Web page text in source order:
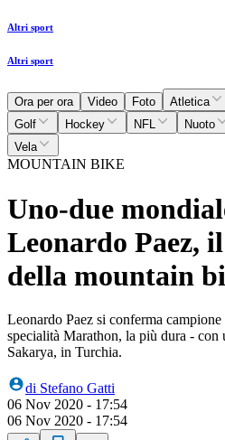
Altri sport
Altri sport
Ora per ora Video Foto Atletica
Golf
Hockey NFL Nuoto
Vela
MOUNTAIN BIKE
Uno-due
Leonardo Paez,
della mountain
Leonardo Paez si conferma
specialità Marathon, la più dura - con
Sakarya, in Turchia.
di Stefano Gatti
06 Nov 2020 - 17:54
06 Nov 2020 - 17:54